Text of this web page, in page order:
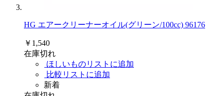
HG エアークリーナーオイル(グリーン/100cc) 96176
￥1,540
在庫切れ
ほしいものリストに追加
比較リストに追加
新着